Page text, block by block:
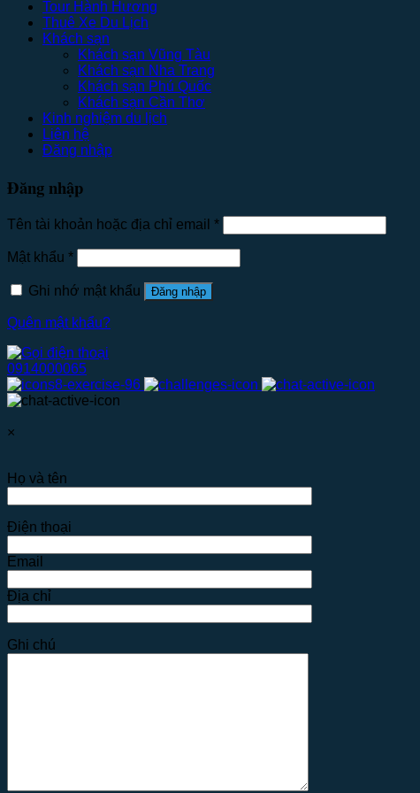
Tour Hành Hương
Thuê Xe Du Lịch
Khách sạn
Khách sạn Vũng Tàu
Khách sạn Nha Trang
Khách sạn Phú Quốc
Khách sạn Cần Thơ
Kinh nghiệm du lịch
Liên hệ
Đăng nhập
Đăng nhập
Tên tài khoản hoặc địa chỉ email *
Mật khẩu *
Ghi nhớ mật khẩu Đăng nhập
Quên mật khẩu?
0914000065
×
Họ và tên
Điện thoại
Email
Địa chỉ
Ghi chú